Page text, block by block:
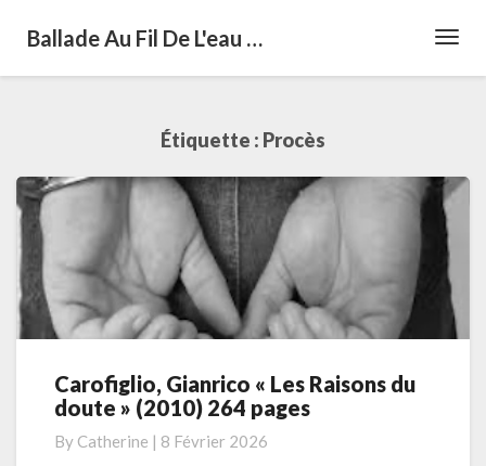
Ballade Au Fil De L'eau …
Étiquette : Procès
Carofiglio,
Gianrico
Les
Carofiglio, Gianrico « Les Raisons du
doute » (2010) 264 pages
By Catherine | 8 Février 2026